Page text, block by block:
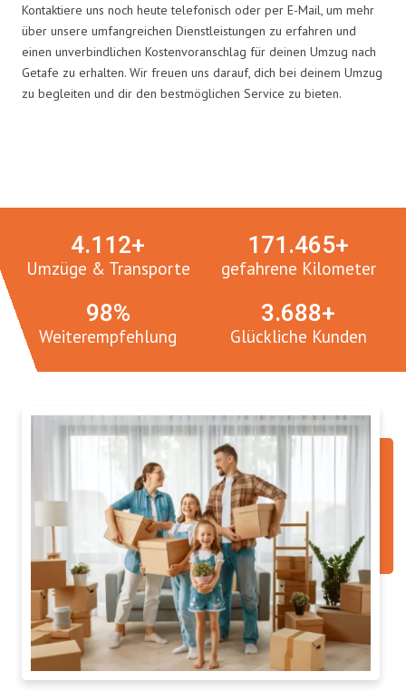
Kontaktiere uns noch heute telefonisch oder per E-Mail, um mehr
über unsere umfangreichen Dienstleistungen zu erfahren und
einen unverbindlichen Kostenvoranschlag für deinen Umzug nach
Getafe zu erhalten. Wir freuen uns darauf, dich bei deinem Umzug
zu begleiten und dir den bestmöglichen Service zu bieten.
Umzüge & Transporte
4.112+
gefahrene Kilometer
171.465+
Weiterempfehlung
100%
Glückliche Kunden
3.765+